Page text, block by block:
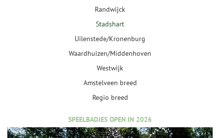
Randwijck
Stadshart
Uilenstede/Kronenburg
Waardhuizen/Middenhoven
Westwijk
Amstelveen breed
Regio breed
SPEELBADJES OPEN IN 2026